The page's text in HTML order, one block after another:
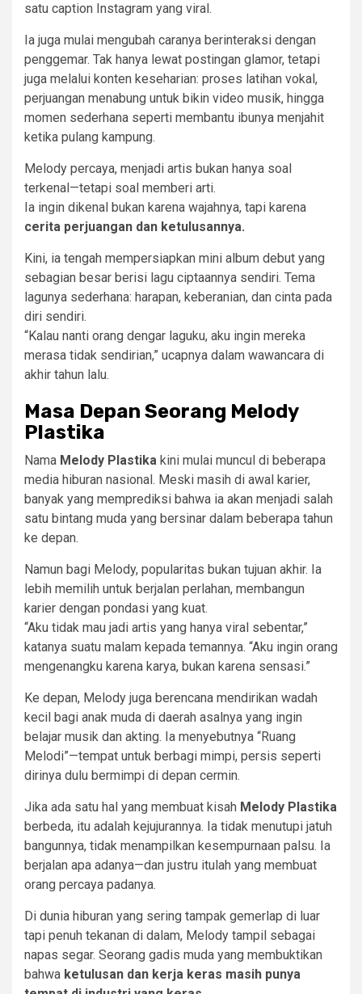
satu caption Instagram yang viral.
Ia juga mulai mengubah caranya berinteraksi dengan
penggemar. Tak hanya lewat postingan glamor, tetapi
juga melalui konten keseharian: proses latihan vokal,
perjuangan menabung untuk bikin video musik, hingga
momen sederhana seperti membantu ibunya menjahit
ketika pulang kampung.
Melody percaya, menjadi artis bukan hanya soal
terkenal—tetapi soal memberi arti.
Ia ingin dikenal bukan karena wajahnya, tapi karena
cerita perjuangan dan ketulusannya.
Kini, ia tengah mempersiapkan mini album debut yang
sebagian besar berisi lagu ciptaannya sendiri. Tema
lagunya sederhana: harapan, keberanian, dan cinta pada
diri sendiri.
“Kalau nanti orang dengar laguku, aku ingin mereka
merasa tidak sendirian,” ucapnya dalam wawancara di
akhir tahun lalu.
Masa Depan Seorang Melody
Plastika
Nama Melody Plastika kini mulai muncul di beberapa
media hiburan nasional. Meski masih di awal karier,
banyak yang memprediksi bahwa ia akan menjadi salah
satu bintang muda yang bersinar dalam beberapa tahun
ke depan.
Namun bagi Melody, popularitas bukan tujuan akhir. Ia
lebih memilih untuk berjalan perlahan, membangun
karier dengan pondasi yang kuat.
“Aku tidak mau jadi artis yang hanya viral sebentar,”
katanya suatu malam kepada temannya. “Aku ingin orang
mengenangku karena karya, bukan karena sensasi.”
Ke depan, Melody juga berencana mendirikan wadah
kecil bagi anak muda di daerah asalnya yang ingin
belajar musik dan akting. Ia menyebutnya “Ruang
Melodi”—tempat untuk berbagi mimpi, persis seperti
dirinya dulu bermimpi di depan cermin.
Jika ada satu hal yang membuat kisah Melody Plastika
berbeda, itu adalah kejujurannya. Ia tidak menutupi jatuh
bangunnya, tidak menampilkan kesempurnaan palsu. Ia
berjalan apa adanya—dan justru itulah yang membuat
orang percaya padanya.
Di dunia hiburan yang sering tampak gemerlap di luar
tapi penuh tekanan di dalam, Melody tampil sebagai
napas segar. Seorang gadis muda yang membuktikan
bahwa ketulusan dan kerja keras masih punya